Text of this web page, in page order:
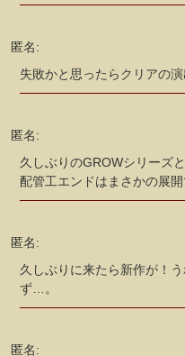
匿名:
失敗かと思ったらクリアの
匿名:
久しぶりのGROWシリーズ
配管工エンドはまさかの展
匿名:
久しぶりに来たら新作が！
ず…。
匿名: